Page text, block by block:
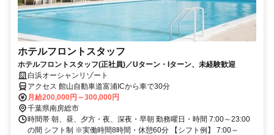
ホテルフロントスタッフ
ホテルフロントスタッフ(正社員)／Uターン・Iターン、未経験歓迎
白浜オーシャンリゾート
アクセス 館山自動車道富浦ICから車で30分
月給200,000円～300,000円
千葉県南房総市
時間帯 朝、昼、夕方・夜、深夜・早朝 勤務曜日・時間 7:00～23:00
の間 シフト制 ※実働時間8時間・休憩60分 【シフト例】 7:00～